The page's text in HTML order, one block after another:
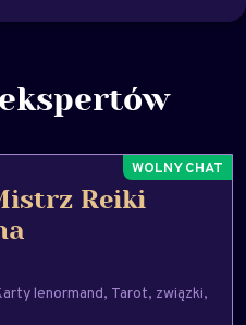
Reiki
lenormand Tarot związki